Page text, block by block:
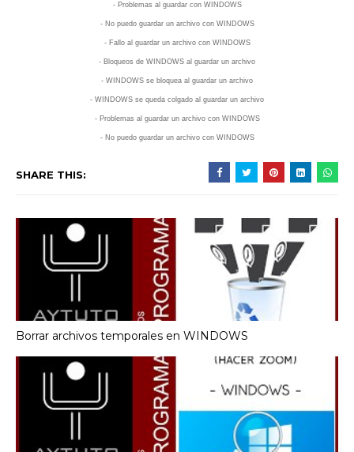
- Problemas al guardar con WINDOWS
- No puedo guardar un archivo con WINDOWS
- Fallo al guardar un archivo con WINDOWS
- Bloqueos de WINDOWS al guardar un archivo
- WINDOWS se bloquea al guardar un archivo
- WINDOWS se queda colgado al guardar un archivo
- Problemas al guardarun archivo con WINDOWS
- No puedo guardar un archivo con WINDOWS
SHARE THIS:
Borrar archivos temporales en WINDOWS